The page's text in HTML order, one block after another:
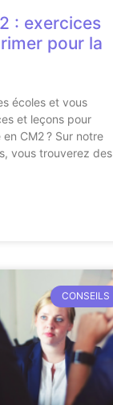
: exercices
pour la
écoles et vous
et leçons pour
CM2 ? Sur notre
vous trouverez des
CONSEILS